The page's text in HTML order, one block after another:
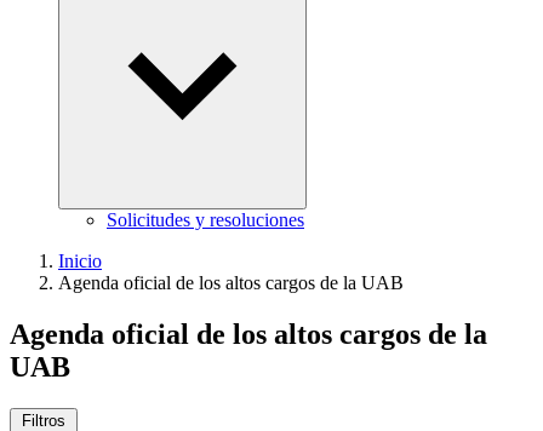
Solicitudes y resoluciones
Inicio
Agenda oficial de los altos cargos de la UAB
Agenda oficial de los altos cargos de la
UAB
Filtros